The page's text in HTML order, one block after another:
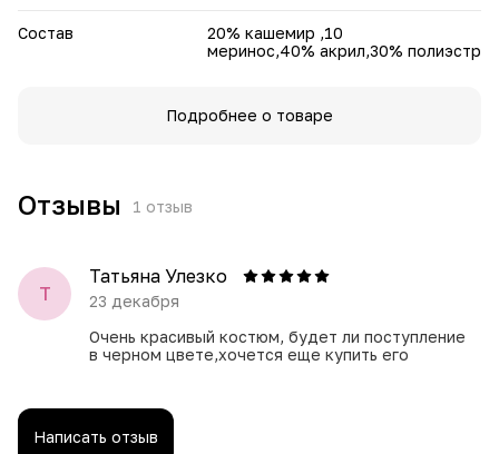
Состав
20% кашемир ,10
меринос,40% акрил,30% полиэстр
Подробнее о товаре
Отзывы 1 отзыв
Т
Татьяна Улезко
23 декабря
Очень красивый костюм, будет ли поступление
в черном цвете,хочется еще купить его
Написать отзыв